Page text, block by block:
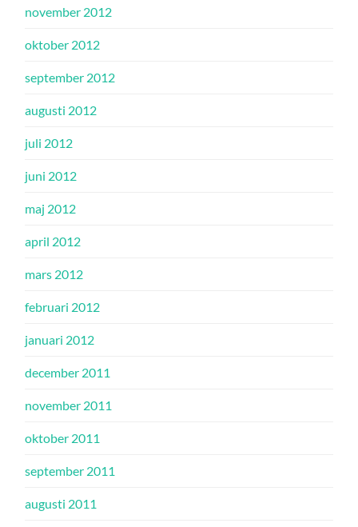
november 2012
oktober 2012
september 2012
augusti 2012
juli 2012
juni 2012
maj 2012
april 2012
mars 2012
februari 2012
januari 2012
december 2011
november 2011
oktober 2011
september 2011
augusti 2011